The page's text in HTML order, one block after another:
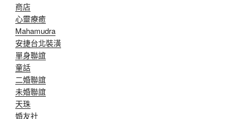
商店
心靈療癒
Mahamudra
安捷台北裝潢
單身聯誼
童話
二婚聯誼
未婚聯誼
天珠
婚友社